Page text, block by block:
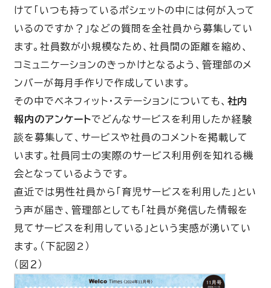
けて「いつも持っているポシェットの中には何が入って
いるのですか？」などの質問を全社員から募集してい
ます。社員数が小規模なため、社員間の距離を縮め、
コミュニケーションのきっかけとなるよう、管理部のメ
ンバーが毎月手作りで作成しています。
その中でベネフィット・ステーションについても、 社内
報内のアンケートでどんなサービスを利用したか経験
談を募集して、サービスや社員のコメントを掲載して
います。社員同士の実際のサービス利用例を知れる機
会となっているようです。
直近では男性社員から「育児サービスを利用した」とい
う声が届き、管理部としても「社員が発信した情報を
見てサービスを利用している」という実感が湧いてい
ます。（下記図2）
（図２）